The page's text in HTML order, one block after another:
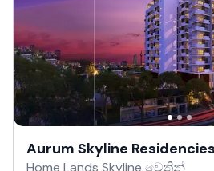
Aurum Skyline Residencies
Home Lands Skyline වෙතින්